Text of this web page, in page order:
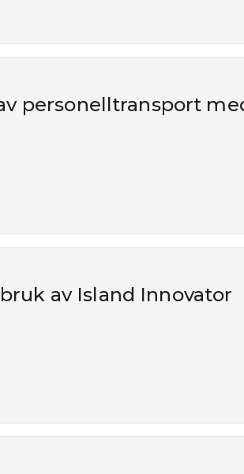
personelltransport
av Island Innovator